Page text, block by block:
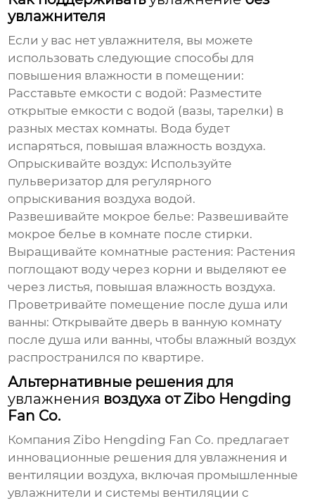
увлажнителя
Если у вас нет увлажнителя, вы можете
использовать следующие способы для
повышения влажности в помещении:
Расставьте емкости с водой: Разместите
открытые емкости с водой (вазы, тарелки) в
разных местах комнаты. Вода будет
испаряться, повышая влажность воздуха.
Опрыскивайте воздух: Используйте
пульверизатор для регулярного
опрыскивания воздуха водой.
Развешивайте мокрое белье: Развешивайте
мокрое белье в комнате после стирки.
Выращивайте комнатные растения: Растения
поглощают воду через корни и выделяют ее
через листья, повышая влажность воздуха.
Проветривайте помещение после душа или
ванны: Открывайте дверь в ванную комнату
после душа или ванны, чтобы влажный воздух
распространился по квартире.
Альтернативные решения для
увлажнения воздуха от Zibo Hengding
Fan Co.
КомпанияZibo Hengding Fan Co. предлагает
инновационные решения дляувлажнения и
вентиляции воздуха, включая промышленные
увлажнители и системы вентиляции с